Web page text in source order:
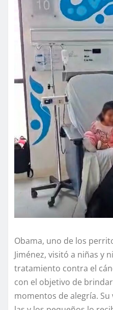
Obama, uno de los
Jiménez, visitó a niñas y
tratamiento contra el
con el objetivo de
momentos de alegría.